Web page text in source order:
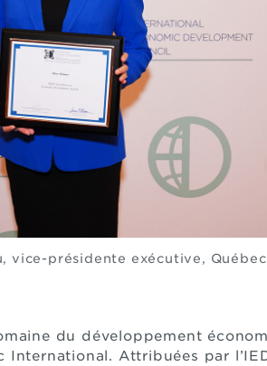
vice-présidente exécutive,
du développement
International. Attribuées par